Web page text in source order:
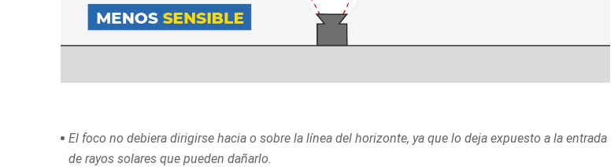
El foco no debiera dirigirse hacia o sobre la línea del horizonte, ya que lo deja expuesto a la entrada
de rayos solares que pueden dañarlo.